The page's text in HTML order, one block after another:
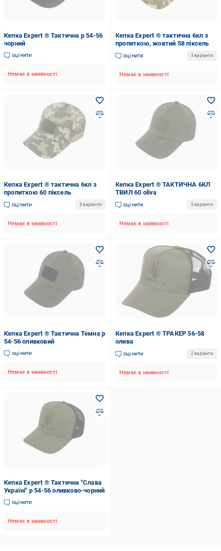
Кепка Expert ® Тактична р 54-56
чорний
оцінити
Немає в наявності
Кепка Expert ® тактична 6кл з
пропиткою, жовтий 58 піксель
оцінити 3 варіанти
Немає в наявності
Кепка Expert ® тактична 6кл з
пропиткою 60 піксель
оцінити 3 варіанти
Немає в наявності
Кепка Expert ® ТАКТИЧНА 6КЛ
ТВИЛ 60 oliva
оцінити 3 варіанти
Немає в наявності
Кепка Expert ® Тактична Темна р
54-56 оливковий
оцінити
Немає в наявності
Кепка Expert ® ТРАКЕР 56-58
олива
оцінити 2 варіанти
Немає в наявності
Кепка Expert ® Тактична "Слава
Україні" р 54-56 оливково-чорний
оцінити
Немає в наявності